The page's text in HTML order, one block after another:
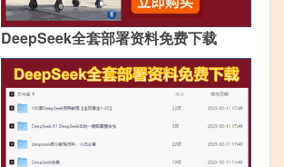
DeepSeek全套部署资料免费下载